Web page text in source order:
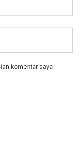
komentar saya